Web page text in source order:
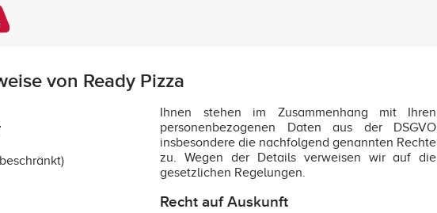
von Ready Pizza
Ihnen stehen im Zusammenhang mit Ihren
personenbezogenen Daten aus der DSGVO
insbesondere die nachfolgend genannten Rechte
zu. Wegen der Details verweisen wir auf die
gesetzlichen Regelungen.
Recht auf Auskunft